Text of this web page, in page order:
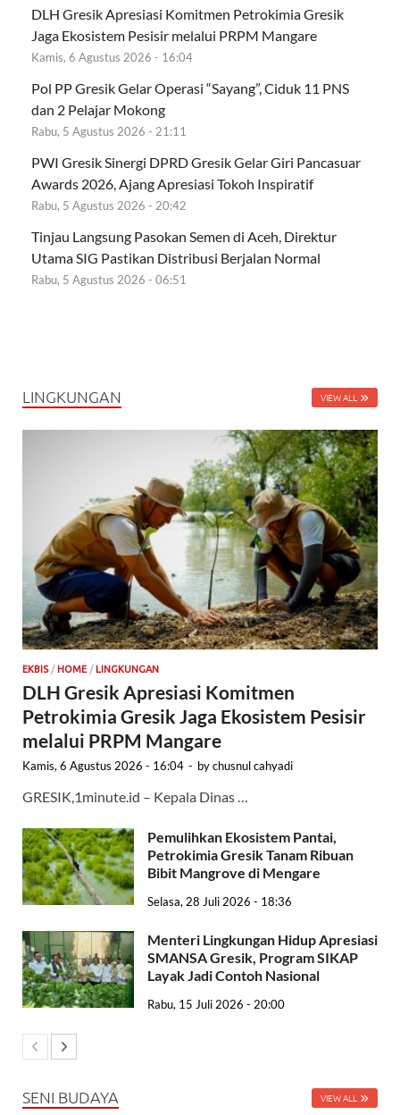
DLH Gresik Apresiasi Komitmen Petrokimia Gresik
Jaga Ekosistem Pesisir melalui PRPM Mangare
Kamis, 6 Agustus 2026 - 16:04
Pol PP Gresik Gelar Operasi “Sayang”, Ciduk 11 PNS
dan 2 Pelajar Mokong
Rabu, 5 Agustus 2026 - 21:11
PWI Gresik Sinergi DPRD Gresik Gelar Giri Pancasuar
Awards 2026, Ajang Apresiasi Tokoh Inspiratif
Rabu, 5 Agustus 2026 - 20:42
Tinjau Langsung Pasokan Semen di Aceh, Direktur
Utama SIG Pastikan Distribusi Berjalan Normal
Rabu, 5 Agustus 2026 - 06:51
LINGKUNGAN VIEW ALL
EKBIS/ HOME / LINGKUNGAN
DLH Gresik Apresiasi Komitmen
Petrokimia Gresik Jaga Ekosistem Pesisir
melalui PRPM Mangare
Kamis, 6 Agustus 2026 - 16:04 - bychusnul cahyadi
GRESIK,1minute.id – Kepala Dinas …
Pemulihkan Ekosistem Pantai,
Petrokimia Gresik Tanam Ribuan
Bibit Mangrove di Mengare
Selasa, 28 Juli 2026 - 18:36
Menteri Lingkungan Hidup Apresiasi
SMANSA Gresik, Program SIKAP
Layak Jadi Contoh Nasional
Rabu, 15 Juli 2026 - 20:00
SENI BUDAYA VIEW ALL